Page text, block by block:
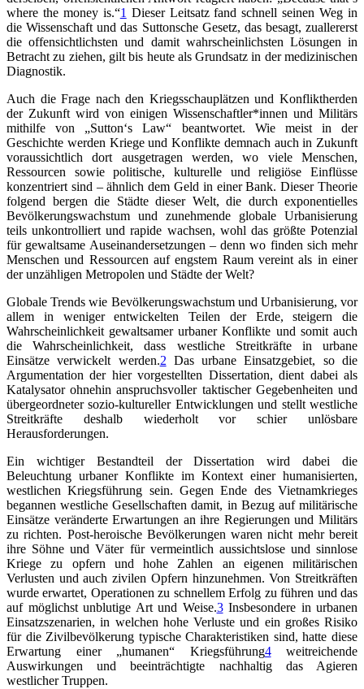
where the money is.“1 Dieser Leitsatz fand schnell seinen Weg in
die Wissenschaft und das Suttonsche Gesetz, das besagt, zuallererst
die offensichtlichsten und damit wahrscheinlichsten Lösungen in
Betracht zu ziehen, gilt bis heute als Grundsatz in der medizinischen
Diagnostik.
Auch die Frage nach den Kriegsschauplätzen und Konfliktherden
der Zukunft wird von einigen Wissenschaftler*innen und Militärs
mithilfe von „Sutton‘s Law“ beantwortet. Wie meist in der
Geschichte werden Kriege und Konflikte demnach auch in Zukunft
voraussichtlich dort ausgetragen werden, wo viele Menschen,
Ressourcen sowie politische, kulturelle und religiöse Einflüsse
konzentriert sind – ähnlich dem Geld in einer Bank. Dieser Theorie
folgend bergen die Städte dieser Welt, die durch exponentielles
Bevölkerungswachstum und zunehmende globale Urbanisierung
teils unkontrolliert und rapide wachsen, wohl das größte Potenzial
für gewaltsame Auseinandersetzungen – denn wo finden sich mehr
Menschen und Ressourcen auf engstem Raum vereint als in einer
der unzähligen Metropolen und Städte der Welt?
Globale Trends wie Bevölkerungswachstum und Urbanisierung, vor
allem in weniger entwickelten Teilen der Erde, steigern die
Wahrscheinlichkeit gewaltsamer urbaner Konflikte und somit auch
die Wahrscheinlichkeit, dass westliche Streitkräfte in urbane
Einsätze verwickelt werden.2 Das urbane Einsatzgebiet, so die
Argumentation der hier vorgestellten Dissertation, dient dabei als
Katalysator ohnehin anspruchsvoller taktischer Gegebenheiten und
übergeordneter sozio-kultureller Entwicklungen und stellt westliche
Streitkräfte deshalb wiederholt vor schier unlösbare
Herausforderungen.
Ein wichtiger Bestandteil der Dissertation wird dabei die
Beleuchtung urbaner Konflikte im Kontext einer humanisierten,
westlichen Kriegsführung sein. Gegen Ende des Vietnamkrieges
begannen westliche Gesellschaften damit, in Bezug auf militärische
Einsätze veränderte Erwartungen an ihre Regierungen und Militärs
zu richten. Post-heroische Bevölkerungen waren nicht mehr bereit
ihre Söhne und Väter für vermeintlich aussichtslose und sinnlose
Kriege zu opfern und hohe Zahlen an eigenen militärischen
Verlusten und auch zivilen Opfern hinzunehmen. Von Streitkräften
wurde erwartet, Operationen zu schnellem Erfolg zu führen und das
auf möglichst unblutige Art und Weise.3Insbesondere in urbanen
Einsatzszenarien, in welchen hohe Verluste und ein großes Risiko
für die Zivilbevölkerung typische Charakteristiken sind, hatte diese
Erwartung einer „humanen“ Kriegsführung4weitreichende
Auswirkungen und beeinträchtigte nachhaltig das Agieren
westlicher Truppen.